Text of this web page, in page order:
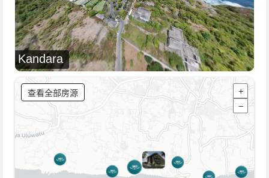
Kandara
查看全部房源
+
−